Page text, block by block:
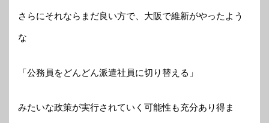
さらにそれならまだ良い方で、大阪で維新がやったよう
な
「公務員をどんどん派遣社員に切り替える」
みたいな政策が実行されていく可能性も充分あり得ま